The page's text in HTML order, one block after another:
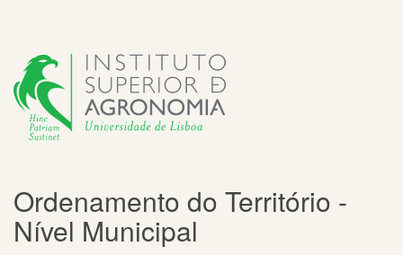
Ordenamento do Território -
Nível Municipal